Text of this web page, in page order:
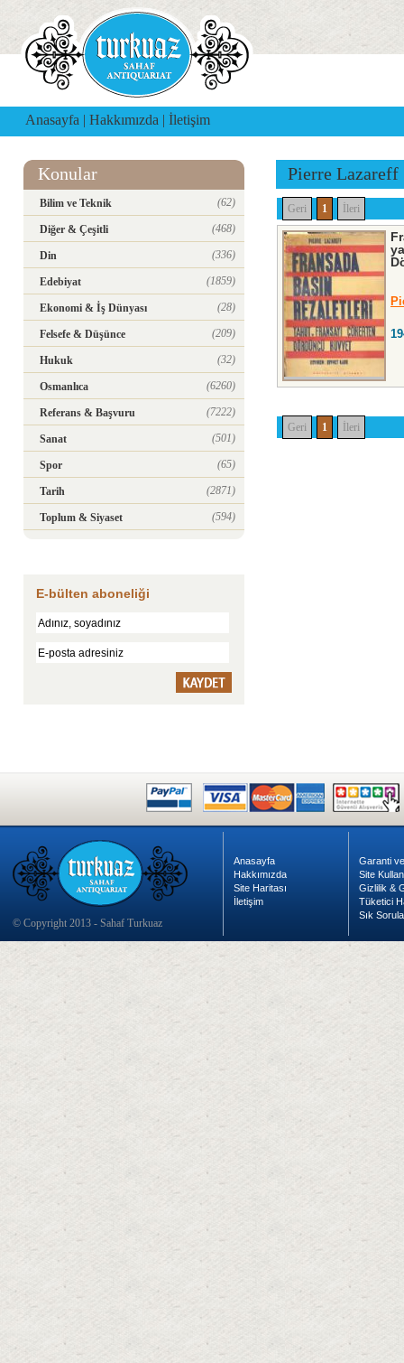
Anasayfa | Hakkımızda | İletişim
Konular
Bilim ve Teknik (62)
Diğer & Çeşitli (468)
Din (336)
Edebiyat (1859)
Ekonomi & İş Dünyası (28)
Felsefe & Düşünce (209)
Hukuk (32)
Osmanlıca (6260)
Referans & Başvuru (7222)
Sanat (501)
Spor (65)
Tarih (2871)
Toplum & Siyaset (594)
E-bülten aboneliği
Pierre Lazareff
Geri 1 İleri
Geri 1 İleri
© Copyright 2013 - Sahaf Turkuaz
Anasayfa
Hakkımızda
Site Haritası
İletişim
Garanti
Site
Gizlilik &
Tüketici
Sık